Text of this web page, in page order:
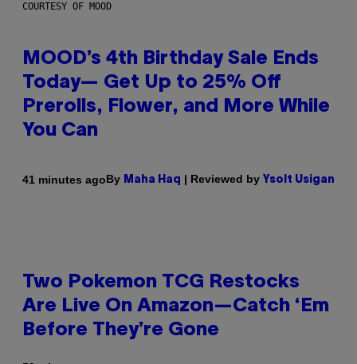
COURTESY OF MOOD
MOOD’s 4th Birthday Sale Ends
Today— Get Up to 25% Off
Prerolls, Flower, and More While
You Can
41 minutes agoBy Maha Haq | Reviewed by Ysolt Usigan
Two Pokemon TCG Restocks
Are Live On Amazon—Catch ‘Em
Before They’re Gone